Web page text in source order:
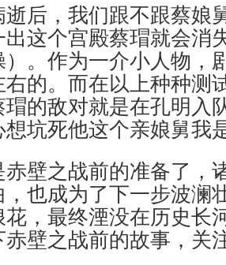
后，我们跟不跟蔡娘
出这个宫殿蔡瑁就会消
。作为一介小人物，
的。而在以上种种测
的敌对就是在孔明入
坑死他这个亲娘舅我
壁之战前的准备了，
也成为了下一步波澜
，最终湮没在历史长
壁之战前的故事，关